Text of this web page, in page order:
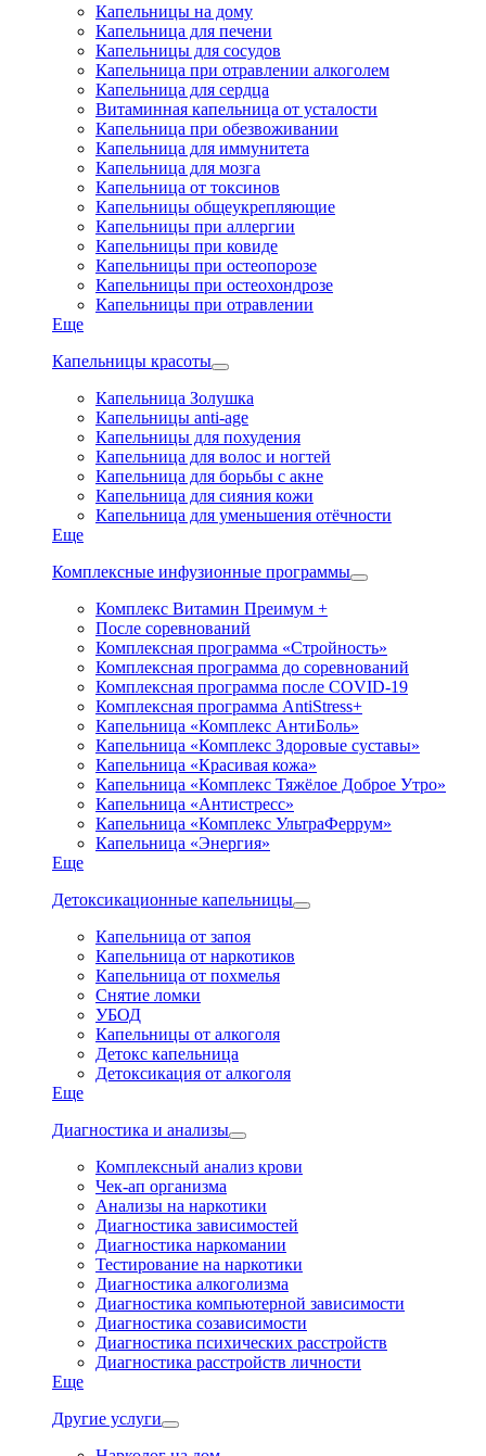
Капельницы на дому
Капельница для печени
Капельницы для сосудов
Капельница при отравлении алкоголем
Капельница для сердца
Витаминная капельница от усталости
Капельница при обезвоживании
Капельница для иммунитета
Капельница для мозга
Капельница от токсинов
Капельницы общеукрепляющие
Капельницы при аллергии
Капельницы при ковиде
Капельницы при остеопорозе
Капельницы при остеохондрозе
Капельницы при отравлении
Еще
Капельницы красоты
Капельница Золушка
Капельницы anti-age
Капельницы для похудения
Капельница для волос и ногтей
Капельница для борьбы с акне
Капельница для сияния кожи
Капельница для уменьшения отёчности
Еще
Комплексные инфузионные программы
Комплекс Витамин Преимум +
После соревнований
Комплексная программа «Стройность»
Комплексная программа до соревнований
Комплексная программа после COVID-19
Комплексная программа AntiStress+
Капельница «Комплекс АнтиБоль»
Капельница «Комплекс Здоровые суставы»
Капельница «Красивая кожа»
Капельница «Комплекс Тяжёлое Доброе Утро»
Капельница «Антистресс»
Капельница «Комплекс УльтраФеррум»
Капельница «Энергия»
Еще
Детоксикационные капельницы
Капельница от запоя
Капельница от наркотиков
Капельница от похмелья
Снятие ломки
УБОД
Капельницы от алкоголя
Детокс капельница
Детоксикация от алкоголя
Еще
Диагностика и анализы
Комплексный анализ крови
Чек-ап организма
Анализы на наркотики
Диагностика зависимостей
Диагностика наркомании
Тестирование на наркотики
Диагностика алкоголизма
Диагностика компьютерной зависимости
Диагностика созависимости
Диагностика психических расстройств
Диагностика расстройств личности
Еще
Другие услуги